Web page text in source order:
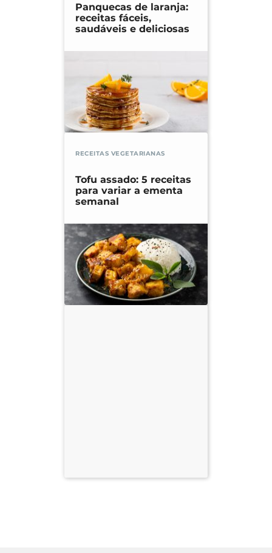
Panquecas de laranja:
receitas fáceis,
saudáveis e deliciosas
RECEITAS VEGETARIANAS
Tofu assado: 5 receitas
para variar a ementa
semanal